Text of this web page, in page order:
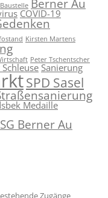
Baustelle Berner Au
COVID-19
Kirsten Martens
Peter Tschentscher
Sanierung
SPD Sasel
Medaille
Berner Au
Zugänge